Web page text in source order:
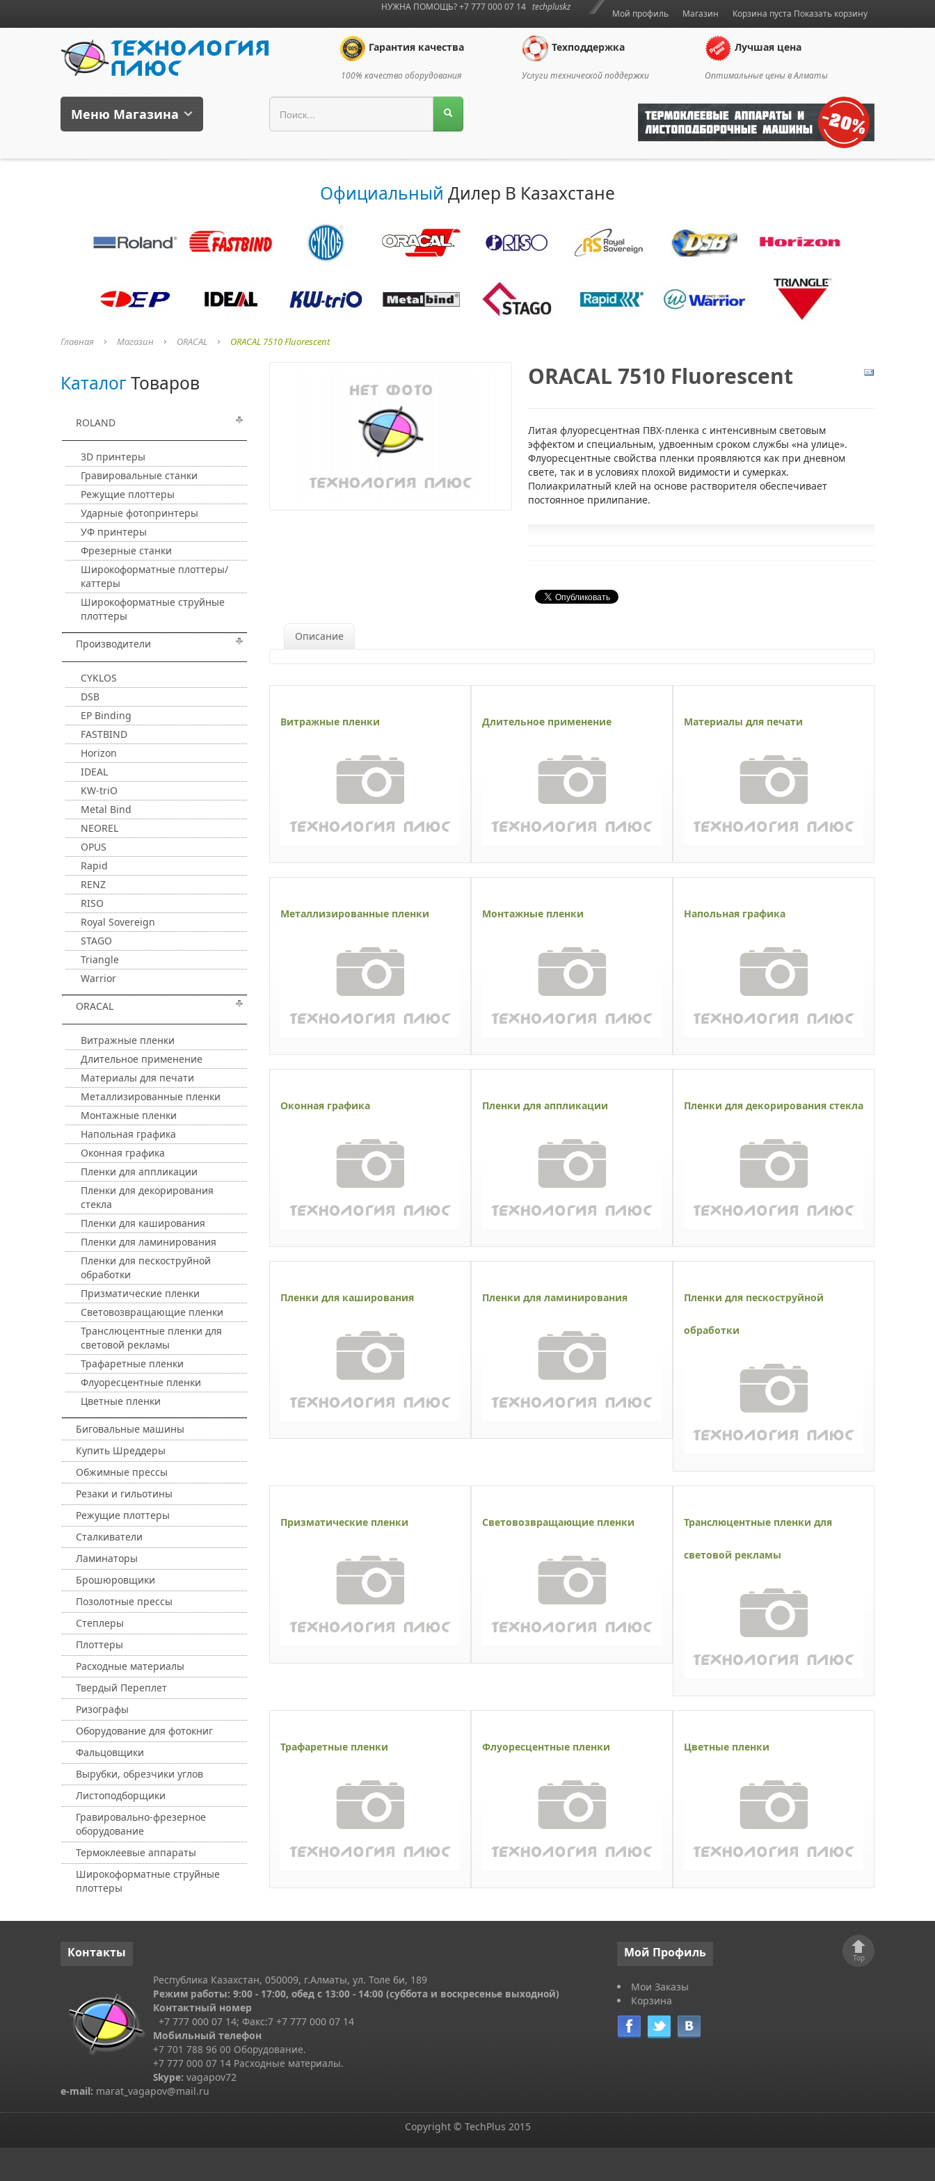
Корзина пуста Показать корзину
Мой профиль Магазин
НУЖНА ПОМОЩЬ? +7 777 000 07 14 techpluskz
Гарантия качества
100% качество оборудования
Техподдержка
Услуги технической поддержки
Лучшая цена
Оптимальные цены в Алматы
Меню Магазина
Официальный Дилер В Казахстане
Главная Магазин ORACAL ORACAL 7510 Fluorescent
КаталогТоваров
ROLAND
3D принтеры
Гравировальные станки
Режущие плоттеры
Ударные фотопринтеры
УФ принтеры
Фрезерные станки
Широкоформатные плоттеры/
каттеры
Широкоформатные струйные
плоттеры
Производители
CYKLOS
DSB
EP Binding
FASTBIND
Horizon
IDEAL
KW-triO
Metal Bind
NEOREL
OPUS
Rapid
RENZ
RISO
Royal Sovereign
STAGO
Triangle
Warrior
ORACAL
Витражные пленки
Длительное применение
Материалы для печати
Металлизированные пленки
Монтажные пленки
Напольная графика
Оконная графика
Пленки для аппликации
Пленки для декорирования
стекла
Пленки для каширования
Пленки для ламинирования
Пленки для пескоструйной
обработки
Призматические пленки
Световозвращающие пленки
Транслюцентные пленки для
световой рекламы
Трафаретные пленки
Флуоресцентные пленки
Цветные пленки
Биговальные машины
Купить Шреддеры
Обжимные прессы
Резаки и гильотины
Режущие плоттеры
Сталкиватели
Ламинаторы
Брошюровщики
Позолотные прессы
Степлеры
Плоттеры
Расходные материалы
Твердый Переплет
Ризографы
Оборудование для фотокниг
Фальцовщики
Вырубки, обрезчики углов
Листоподборщики
Гравировально-фрезерное
оборудование
Термоклеевые аппараты
Широкоформатные струйные
плоттеры
ORACAL 7510 Fluorescent
Литая флуоресцентная ПВХ-пленка с интенсивным световым
эффектом и специальным, удвоенным сроком службы «на улице».
Флуоресцентные свойства пленки проявляются как при дневном
свете, так и в условиях плохой видимости и сумерках.
Полиакрилатный клей на основе растворителя обеспечивает
постоянное прилипание.
Описание
Витражные пленки Длительное применение Материалы для печати
Металлизированные пленки Монтажные пленки Напольная графика
Оконная графика Пленки для аппликации Пленки для декорирования стекла
Пленки для каширования Пленки для ламинирования Пленки для пескоструйной
обработки
Призматические пленки Световозвращающие пленки Транслюцентные пленки для
световой рекламы
Трафаретные пленки Флуоресцентные пленки Цветные пленки
Контакты
Республика Казахстан, 050009, г.Алматы, ул. Толе би, 189
Режим работы: 9:00 - 17:00, обед с 13:00 - 14:00 (суббота и воскресенье выходной)
Контактный номер
+7 777 000 07 14; Факс:7 +7 777 000 07 14
Мобильный телефон
+7 701 788 96 00 Оборудование.
+7 777 000 07 14 Расходные материалы.
Skype: vagapov72
e-mail: marat_vagapov@mail.ru
Мой Профиль
Мои Заказы
Корзина
Top
Copyright © TechPlus 2015